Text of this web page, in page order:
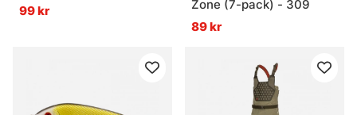
99 kr
Zone (7-pack) - 309
89 kr